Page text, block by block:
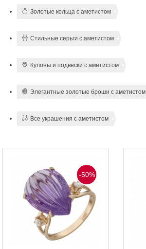
Золотые кольца с аметистом
Стильные серьги с аметистом
Кулоны и подвески с аметистом
Элегантные золотые броши с аметистом
Все украшения с аметистом
-50%